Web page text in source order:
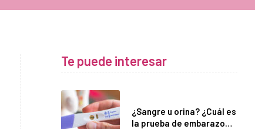
Te puede interesar
¿Sangre u orina? ¿Cuál es
la prueba de embarazo